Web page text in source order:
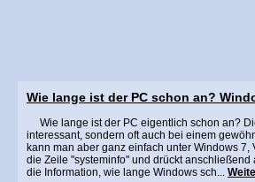
Wie lange ist der PC schon an?
Wie lange ist der PC eigentlich schon an?
interessant, sondern oft auch bei einem
kann man aber ganz einfach unter Windows
die Zeile "systeminfo" und drückt
die Information, wie lange Windows sch...